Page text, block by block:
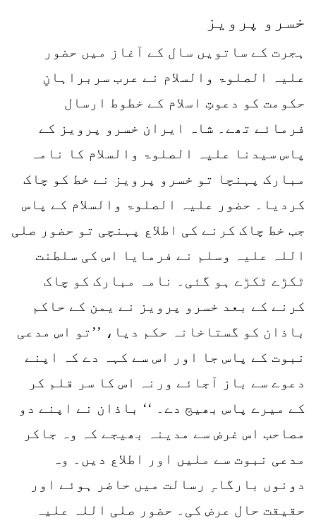
خسرو پرویز
ہجرت کے ساتویں سال کے آغاز میں حضور
علیہ الصلوۃ والسلام نے عرب سربراہانِ
حکومت کو دعوتِ اسلام کے خطوط ارسال
فرمائے تھے۔ شاہ ایران خسرو پرویز کے
پاس سیدنا علیہ الصلوۃ والسلام کا نامہ
مبارک پہنچا تو خسرو پرویز نے خط کو چاک
کردیا۔ حضور علیہ الصلوۃ والسلام کے پاس
جب خط چاک کرنے کی اطلاع پہنچی تو حضور صلی
اللہ علیہ وسلم نے فرمایا اس کی سلطنت
ٹکڑے ٹکڑے ہو گئی۔ نامہ مبارک کو چاک
کرنے کے بعد خسرو پرویز نے یمن کے حاکم
باذان کو گستاخانہ حکم دیا، ’’تو اس مدعی
نبوت کے پاس جا اور اس سے کہہ دے کہ اپنے
دعوے سے باز آجائے ورنہ اس کا سر قلم کر
کے میرے پاس بھیج دے۔ ‘‘ باذان نے اپنے دو
مصاحب اس غرض سے مدینہ بھیجے کہ وہ جاکر
مدعی نبوت سے ملیں اور اطلاع دیں۔ وہ
دونوں بارگاہِ رسالت میں حاضر ہوئے اور
حقیقت حال عرض کی۔ حضور صلی اللہ علیہ